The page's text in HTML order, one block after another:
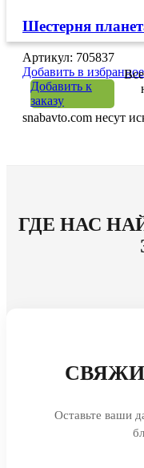
Шестерня
Артикул: 705837
Добавить в избранное
Добавить к
заказу
snabavto.com несут
ГДЕ НАС
Оставьте ваши